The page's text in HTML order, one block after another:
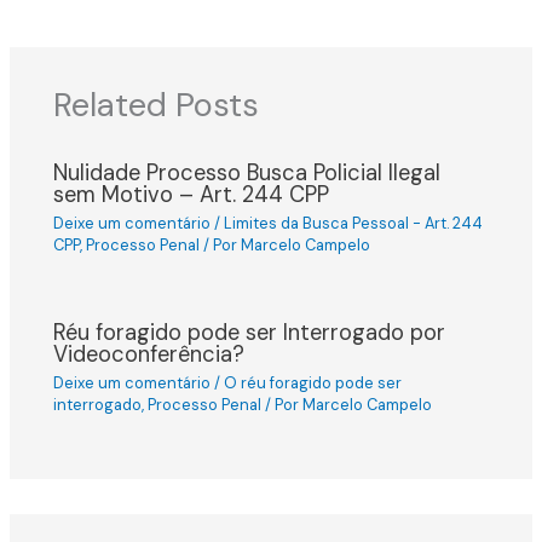
Related Posts
Nulidade Processo Busca Policial Ilegal
sem Motivo – Art. 244 CPP
Deixe um comentário /Limites da Busca Pessoal - Art. 244
CPP,Processo Penal / PorMarcelo Campelo
Réu foragido pode ser Interrogado por
Videoconferência?
Deixe um comentário / O réu foragido pode ser
interrogado,Processo Penal / PorMarcelo Campelo